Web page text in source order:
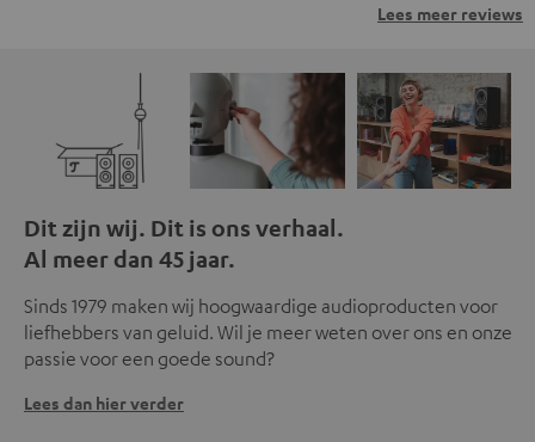
Lees meer reviews
Dit zijn wij. Dit is ons verhaal.
Al meer dan 45 jaar.
Sinds 1979 maken wij hoogwaardige audioproducten voor
liefhebbers van geluid. Wil je meer weten over ons en onze
passie voor een goede sound?
Lees dan hier verder